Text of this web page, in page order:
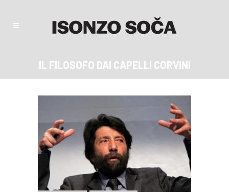
IL FILOSOFO DAI CAPELLI CORVINI